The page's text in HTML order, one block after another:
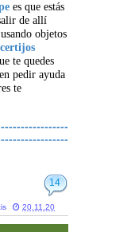
es que estás
de allí
objetos
te quedes
pedir ayuda
te
14
20.11.20